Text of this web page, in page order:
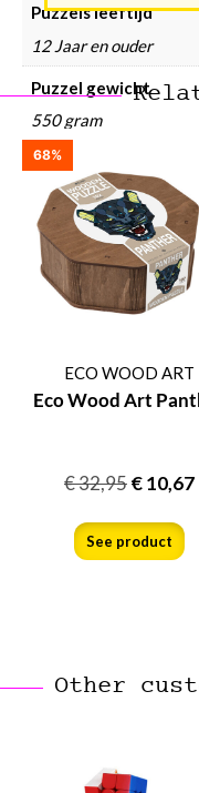
Puzzels leeftijd
12 Jaar en ouder
Puzzel gewicht
550 gram
68%
ECO WOOD ART
Eco Wood Art
€32,95€10,67
See product
Other